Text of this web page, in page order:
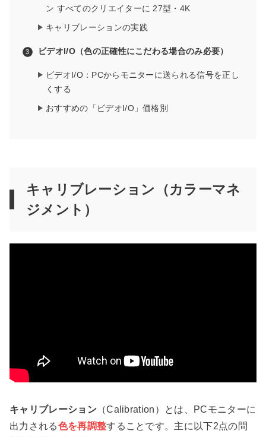
ン すべてのクリエイターに 27型・4K
キャリブレーションの実践
ビデオI/O（色の正確性にこだわる場合のみ必要）
ビデオI/O：PCからモニターに送られる信号を正し
くする
おすすめの「ビデオI/O」価格別
キャリブレーション（カラーマネ
ジメント）
キャリブレーション（Calibration）とは、PCモニターに
出力される色を再調整することです。主に以下2点の問